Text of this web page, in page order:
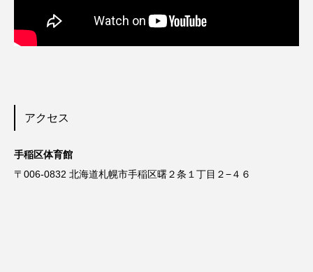
アクセス
手稲区体育館
〒006-0832 北海道札幌市手稲区曙２条１丁目２−４６